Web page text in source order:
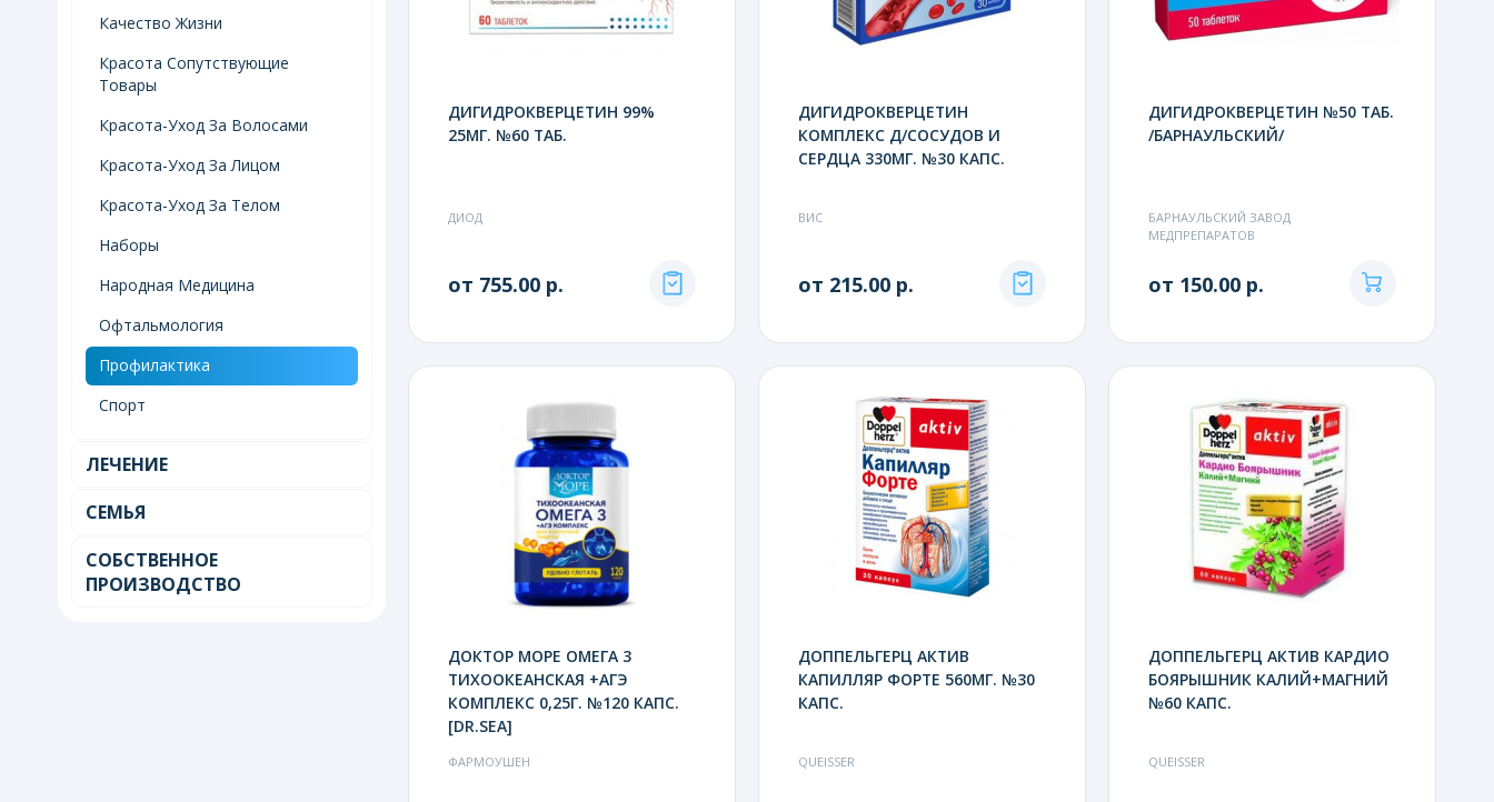
Качество Жизни
Красота Сопутствующие
Товары
Красота-Уход За Волосами
Красота-Уход За Лицом
Красота-Уход За Телом
Наборы
Народная Медицина
Офтальмология
Профилактика
Спорт
ЛЕЧЕНИЕ
СЕМЬЯ
СОБСТВЕННОЕ
ПРОИЗВОДСТВО
ДИГИДРОКВЕРЦЕТИН 99%
25МГ. №60 ТАБ.
ДИОД
от 755.00 р.
ДИГИДРОКВЕРЦЕТИН
КОМПЛЕКС Д/СОСУДОВ И
СЕРДЦА 330МГ. №30 КАПС.
ВИС
от 215.00 р.
ДИГИДРОКВЕРЦЕТИН №50 ТАБ.
/БАРНАУЛЬСКИЙ/
БАРНАУЛЬСКИЙ ЗАВОД
МЕДПРЕПАРАТОВ
от 150.00 р.
ДОКТОР МОРЕ ОМЕГА 3
ТИХООКЕАНСКАЯ +АГЭ
КОМПЛЕКС 0,25Г. №120 КАПС.
[DR.SEA]
ФАРМОУШЕН
ДОППЕЛЬГЕРЦ АКТИВ
КАПИЛЛЯР ФОРТЕ 560МГ. №30
КАПС.
QUEISSER
ДОППЕЛЬГЕРЦ АКТИВ КАРДИО
БОЯРЫШНИК КАЛИЙ+МАГНИЙ
№60 КАПС.
QUEISSER